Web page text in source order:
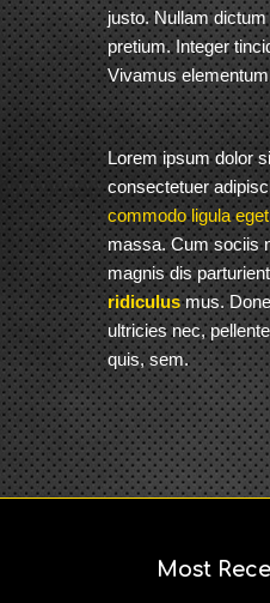
justo. Nullam
pretium. Integer
Vivamus
Lorem ipsum dolor
consectetuer
commodo ligula
massa. Cum sociis
magnis dis
ridiculusmus.
ultricies nec,
quis, sem.
Most